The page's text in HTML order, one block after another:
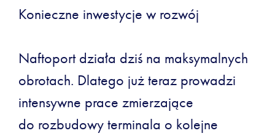
Konieczne inwestycje w rozwój
Naftoport działa dziś na maksymalnych
obrotach. Dlatego już teraz prowadzi
intensywne prace zmierzające
do rozbudowy terminala o kolejne